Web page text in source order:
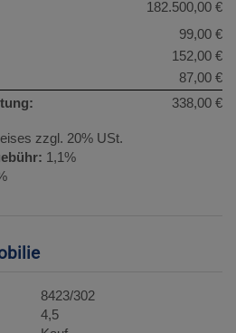
182.500,00 €
99,00 €
152,00 €
87,00 €
338,00 €
zzgl. 20% USt.
1,1%
8423/302
4,5